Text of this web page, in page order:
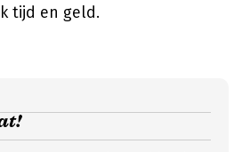
tijd en geld.